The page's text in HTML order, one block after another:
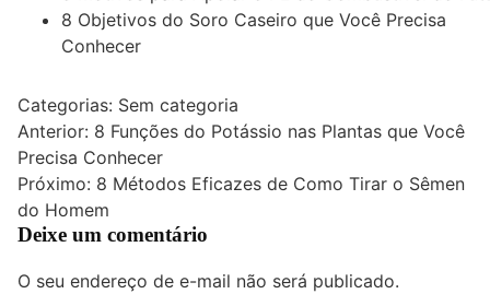
8 Objetivos do Soro Caseiro que Você Precisa
Conhecer
Categorias: Sem categoria
Navegação
de
Post
Anterior: 8 Funções do Potássio nas Plantas que Você
Precisa Conhecer
Próximo: 8 Métodos Eficazes de Como Tirar o Sêmen
do Homem
Deixe um comentário
O seu endereço de e-mail não será publicado.